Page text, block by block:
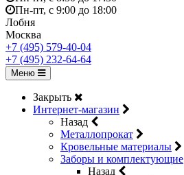
Пн-пт, с 9:00 до 18:00
Лобня
Москва
+7 (495) 579-40-04
+7 (495) 232-64-64
Меню
Закрыть
Интернет-магазин
Назад
Металлопрокат
Кровельные материалы
Заборы и комплектующие
Назад